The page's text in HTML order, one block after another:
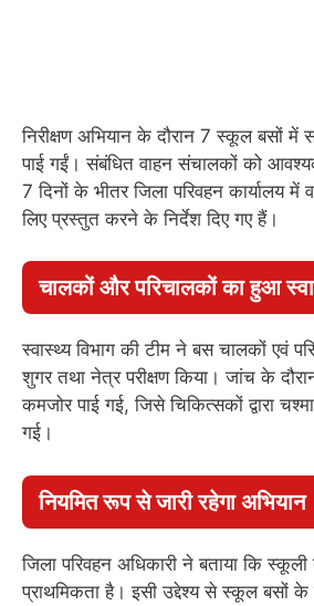
निरीक्षण अभियान के दौरान 7 स्कूल बसों में
पाई गईं। संबंधित वाहन संचालकों को
7 दिनों के भीतर जिला परिवहन कार्यालय में
लिए प्रस्तुत करने के निर्देश दिए गए हैं।
चालकों और परिचालकों का हुआ
स्वास्थ्य विभाग की टीम ने बस चालकों एवं
शुगर तथा नेत्र परीक्षण किया। जांच के
कमजोर पाई गई, जिसे चिकित्सकों द्वारा
गई।
नियमित रूप से जारी रहेगा अभियान
जिला परिवहन अधिकारी ने बताया कि स्कूली
प्राथमिकता है। इसी उद्देश्य से स्कूल बसों के